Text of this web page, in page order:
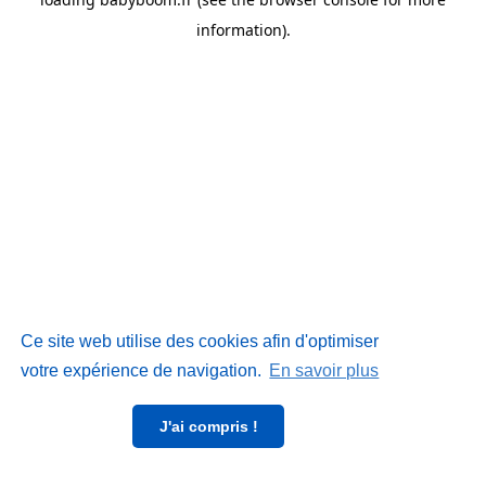
Ce site web utilise des cookies afin d'optimiser
votre expérience de navigation. En savoir plus
J'ai compris !
information).